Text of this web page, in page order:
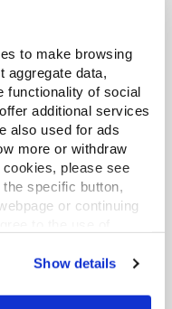
to make browsing
aggregate data,
functionality of social
additional services
also used for ads
more or withdraw
please see
specific button,
or continuing
Show details
Verordnung
Hunden und
zu
(für
Hunden und
Verhalten